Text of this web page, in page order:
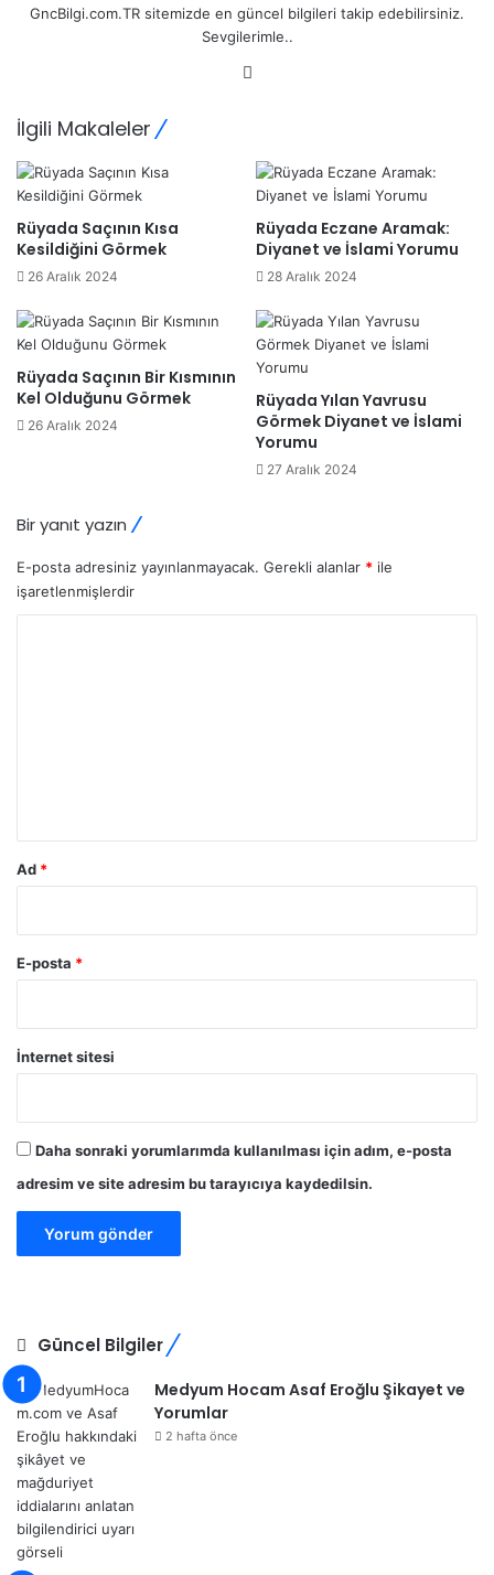
GncBilgi.com.TR sitemizde en güncel bilgileri takip edebilirsiniz.
Sevgilerimle..
İlgili Makaleler
Rüyada Saçının Kısa
Kesildiğini Görmek
26 Aralık 2024
Rüyada Eczane Aramak:
Diyanet ve İslami Yorumu
28 Aralık 2024
Rüyada Saçının Bir Kısmının
Kel Olduğunu Görmek
26 Aralık 2024
Rüyada Yılan Yavrusu
Görmek Diyanet ve İslami
Yorumu
27 Aralık 2024
Bir yanıt yazın
E-posta adresiniz yayınlanmayacak. Gerekli alanlar * ile
işaretlenmişlerdir
Ad *
E-posta *
İnternet sitesi
Daha sonraki yorumlarımda kullanılması için adım, e-posta
adresim ve site adresim bu tarayıcıya kaydedilsin.
Güncel Bilgiler
Medyum Hocam Asaf Eroğlu Şikayet ve
Yorumlar
2 hafta önce